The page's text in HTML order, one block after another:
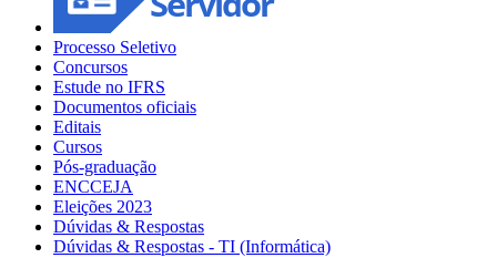
Processo Seletivo
Concursos
Estude no IFRS
Documentos oficiais
Editais
Cursos
Pós-graduação
ENCCEJA
Eleições 2023
Dúvidas & Respostas
Dúvidas & Respostas - TI (Informática)